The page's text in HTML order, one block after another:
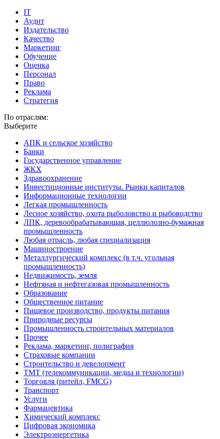
IT
Аудит
Издательство
Качество
Маркетинг
Обучение
Оценка
Персонал
Право
Реклама
Стратегия
По отраслям:
Выберите
АПК и сельское хозяйство
Банки
Государственное управление
ЖКХ
Здравоохранение
Инвестиционные институты. Рынки капиталов
Информационные технологии
Легкая промышленность
Лесное хозяйство, охота рыболовство и рыбоводство
ЛПК, деревообрабатывающая, целлюлозно-бумажная
промышленность
Любая отрасль, любая специализация
Машиностроение
Металлургический комплекс (в т.ч. угольная
промышленность)
Недвижимость, земля
Нефтяная и нефтегазовая промышленность
Образование
Общественное питание
Пищевое производство, продукты питания
Природные ресурсы
Промышленность строительных материалов
Прочее
Реклама, маркетинг, полиграфия
Страховые компании
Строительство и девелопмент
ТМТ (телекоммуникации, медиа и технологии)
Торговля (ритейл, FMCG)
Транспорт
Услуги
Фармацевтика
Химический комплекс
Цифровая экономика
Электроэнергетика